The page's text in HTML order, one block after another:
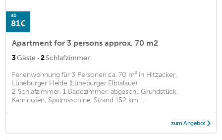
ab
81€
Apartment for 3 persons approx. 70 m2
3Gäste · 2Schlafzimmer
Ferienwohnung für 3 Personen ca. 70 m² in Hitzacker,
Lüneburger Heide (Lüneburger Elbtalaue)
2 Schlafzimmer, 1 Badezimmer, abgeschl. Grundstück,
Kaminofen, Spülmaschine, Strand 152 km ...
zum Angebot